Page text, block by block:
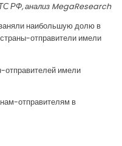
РФ, анализ MegaResearch
наибольшую долю в
отправители имели
отправителей имели
отправителям в